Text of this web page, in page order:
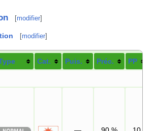
[modifier]
[modifier]
Cat. Puis. Préc. PP